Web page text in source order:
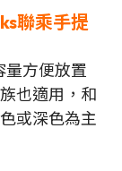
聯乘手提
方便放置
也適用，和
或深色為主